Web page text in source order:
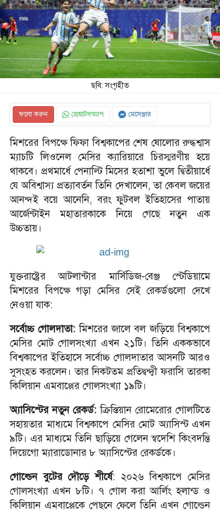
ছবি: সংগৃহীত
ফলো করুন হোয়াটসঅ্যাপ মেসেঞ্জার
মিশরের বিপক্ষে ফিফা বিশ্বকাপের শেষ ষোলোর রুদ্ধশ্বাস
ম্যাচটি লিওনেল মেসির ক্যারিয়ারে চিরস্মরণীয় হয়ে
থাকবে। প্রথমার্ধে পেনাল্টি মিসের হতাশা ভুলে দ্বিতীয়ার্ধে
যে অবিশ্বাস্য প্রত্যাবর্তন তিনি দেখালেন, তা কেবল জয়ের
আনন্দই বয়ে আনেনি, বরং ফুটবল ইতিহাসের পাতায়
আর্জেন্টাইন মহাতারকাকে নিয়ে গেছে নতুন এক
উচ্চতায়।
যুক্তরাষ্ট্রের আটলান্টার মার্সিডিজ-বেঞ্জ স্টেডিয়ামে
মিশরের বিপক্ষে গড়া মেসির সেই রেকর্ডগুলো দেখে
নেওয়া যাক:
সর্বোচ্চ গোলদাতা:মিশরের জালে বল জড়িয়ে বিশ্বকাপে
মেসির মোট গোলসংখ্যা এখন ২১টি। তিনি এককভাবে
বিশ্বকাপের ইতিহাসে সর্বোচ্চ গোলদাতার আসনটি আরও
সুসংহত করলেন। তার নিকটতম প্রতিদ্বন্দ্বী ফরাসি তারকা
কিলিয়ান এমবাপ্পের গোলসংখ্যা ১৯টি।
অ্যাসিস্টের নতুন রেকর্ড: ক্রিস্তিয়ান রোমেরোর গোলটিতে
সহায়তার মাধ্যমে বিশ্বকাপে মেসির মোট অ্যাসিস্ট এখন
৯টি। এর মাধ্যমে তিনি ছাড়িয়ে গেলেন স্বদেশি কিংবদন্তি
দিয়েগো ম্যারাডোনার ৮ অ্যাসিস্টের রেকর্ডকে।
গোল্ডেন বুটের দৌড়ে শীর্ষে: ২০২৬ বিশ্বকাপে মেসির
গোলসংখ্যা এখন ৮টি। ৭ গোল করা আর্লিং হলান্ড ও
কিলিয়ান এমবাপ্পেকে পেছনে ফেলে তিনি এখন গোল্ডেন